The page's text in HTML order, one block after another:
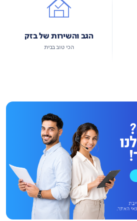
הגב והשירות של בזק
הכי טוב בבית